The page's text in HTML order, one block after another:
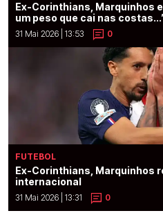
Ex-Corinthians, Marquinhos
um peso que cai nas
31 Mai 2026 | 13:53 0
FUTEBOL
Ex-Corinthians, Marquinhos
internacional
31 Mai 2026 | 13:31 0